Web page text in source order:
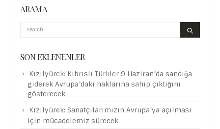
ARAMA
SON EKLENENLER
Kızılyürek: Kıbrıslı Türkler 9 Haziran’da sandığa
giderek Avrupa’daki haklarına sahip çıktığını
gösterecek
Kızılyürek: Sanatçılarımızın Avrupa’ya açılması
için mücadelemiz sürecek